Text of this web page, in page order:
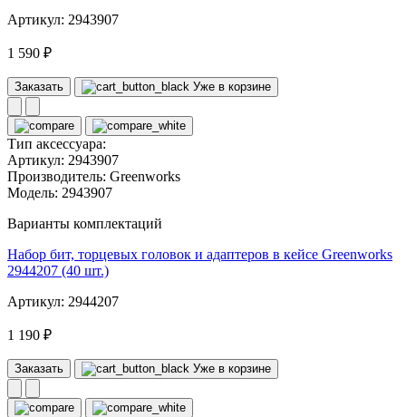
Артикул: 2943907
1 590 ₽
Заказать Уже в корзине
Тип аксессуара:
Артикул: 2943907
Производитель: Greenworks
Модель: 2943907
Варианты комплектаций
Набор бит, торцевых головок и адаптеров в кейсе Greenworks
2944207 (40 шт.)
Артикул: 2944207
1 190 ₽
Заказать Уже в корзине